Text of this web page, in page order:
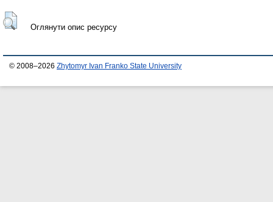
Оглянути опис ресурсу
© 2008–2026 Zhytomyr Ivan Franko State University